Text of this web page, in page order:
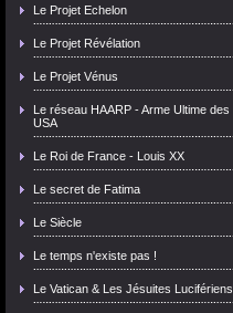
Le Projet Echelon
Le Projet Révélation
Le Projet Vénus
Le réseau HAARP - Arme Ultime des
USA
Le Roi de France - Louis XX
Le secret de Fatima
Le Siècle
Le temps n'existe pas !
Le Vatican & Les Jésuites Lucifériens